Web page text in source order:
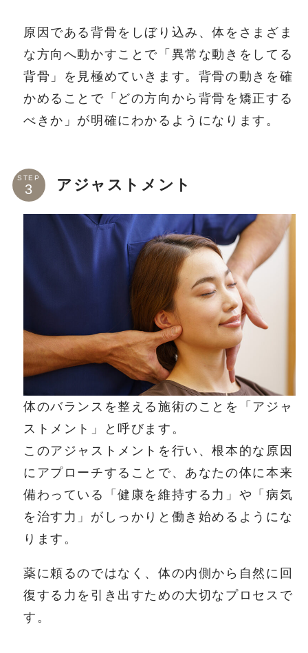
原因である背骨をしぼり込み、体をさまざま
な方向へ動かすことで「異常な動きをしてる
背骨」を見極めていきます。背骨の動きを確
かめることで「どの方向から背骨を矯正する
べきか」が明確にわかるようになります。
STEP アジャストメント
体のバランスを整える施術のことを「アジャ
ストメント」と呼びます。
このアジャストメントを行い、根本的な原因
にアプローチすることで、あなたの体に本来
備わっている「健康を維持する力」や「病気
を治す力」がしっかりと働き始めるようにな
ります。
薬に頼るのではなく、体の内側から自然に回
復する力を引き出すための大切なプロセスで
す。